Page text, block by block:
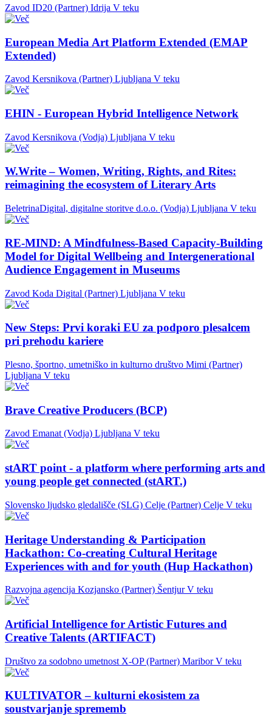
Zavod ID20 (Partner) Idrija V teku
European Media Art Platform Extended (EMAP
Extended)
Zavod Kersnikova (Partner) Ljubljana V teku
EHIN - European Hybrid Intelligence Network
Zavod Kersnikova (Vodja) Ljubljana V teku
W.Write – Women, Writing, Rights, and Rites:
reimagining the ecosystem of Literary Arts
BeletrinaDigital, digitalne storitve d.o.o. (Vodja) Ljubljana V teku
RE-MIND: A Mindfulness-Based Capacity-Building
Model for Digital Wellbeing and Intergenerational
Audience Engagement in Museums
Zavod Koda Digital (Partner) Ljubljana V teku
New Steps: Prvi koraki EU za podporo plesalcem
pri prehodu kariere
Plesno, športno, umetniško in kulturno društvo Mimi (Partner)
Ljubljana V teku
Brave Creative Producers (BCP)
Zavod Emanat (Vodja) Ljubljana V teku
stART point - a platform where performing arts and
young people get connected (stART.)
Slovensko ljudsko gledališče (SLG) Celje (Partner) Celje V teku
Heritage Understanding & Participation
Hackathon: Co-creating Cultural Heritage
Experiences with and for youth (Hup Hackathon)
Razvojna agencija Kozjansko (Partner) Šentjur V teku
Artificial Intelligence for Artistic Futures and
Creative Talents (ARTIFACT)
Društvo za sodobno umetnost X-OP (Partner) Maribor V teku
KULTIVATOR – kulturni ekosistem za
soustvarjanje sprememb